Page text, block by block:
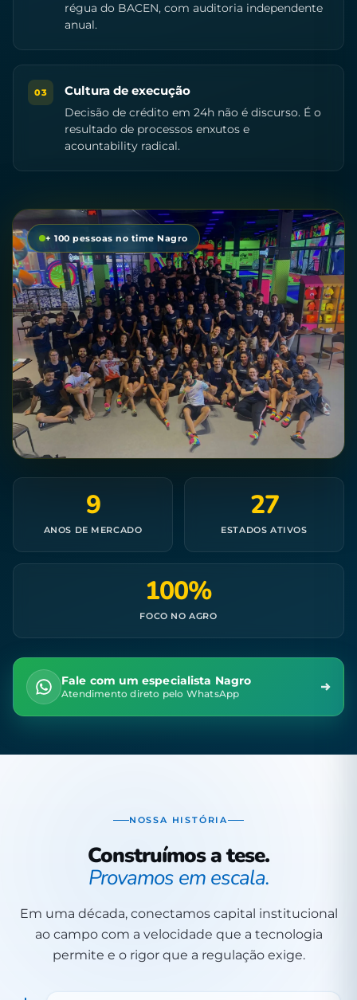
régua do BACEN, com auditoria independente
anual.
03 Cultura de execução
Decisão de crédito em 24h não é discurso. É o
resultado de processos enxutos e
acountability radical.
+ 100 pessoas no time Nagro
9
ANOS DE MERCADO
27
ESTADOS ATIVOS
100%
FOCO NO AGRO
Fale com um especialista Nagro
Atendimento direto pelo WhatsApp
NOSSA HISTÓRIA
Construímos a tese.
Provamos em escala.
Em uma década, conectamos capital institucional
ao campo com a velocidade que a tecnologia
permite e o rigor que a regulação exige.